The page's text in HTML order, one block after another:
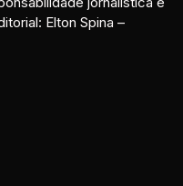
Elton Spina –